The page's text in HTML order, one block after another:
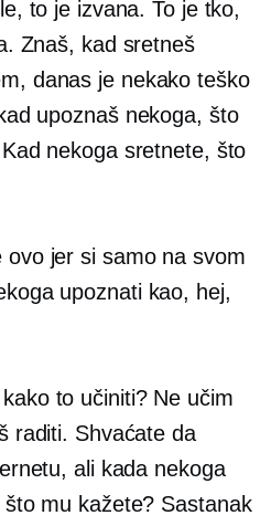
to je izvana. To je tko,
Znaš, kad sretneš
danas je nekako teško
upoznaš nekoga, što
nekoga sretnete, što
ovo jer si samo na svom
upoznati kao, hej,
to učiniti? Ne učim
raditi. Shvaćate da
ali kada nekoga
mu kažete? Sastanak